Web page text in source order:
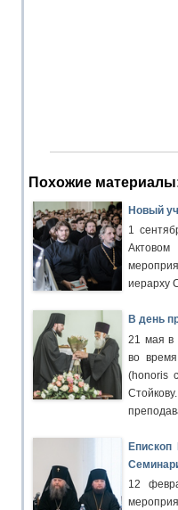
Похожие
Новый
1
Актовом
иерарху
В день
21 мая в
во
(honoris
12